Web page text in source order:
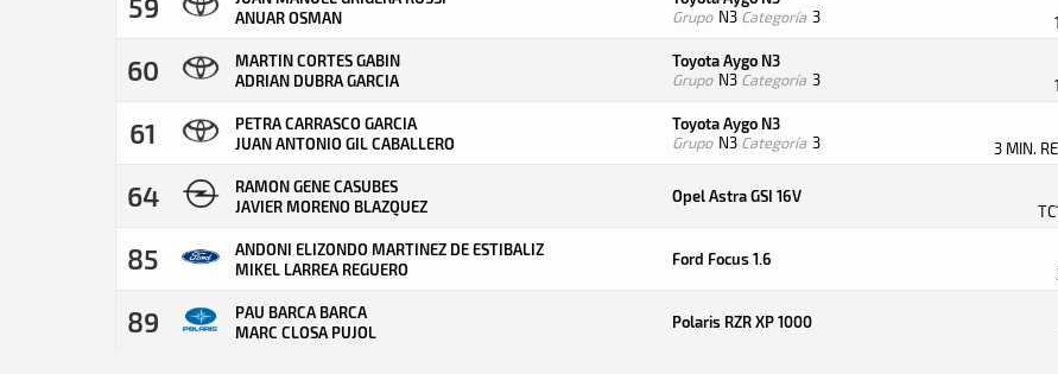
59
ANUAR OSMAN
Grupo N3 Categoría 3
60
MARTIN CORTES GABIN
ADRIAN DUBRA GARCIA
Toyota Aygo N3
Grupo N3 Categoría 3
61
PETRA CARRASCO GARCIA
JUAN ANTONIO GIL CABALLERO
Toyota Aygo N3
Grupo N3 Categoría 3 3 MIN.
64
RAMON GENE CASUBES
JAVIER MORENO BLAZQUEZ
Opel Astra GSI 16V
85
ANDONI ELIZONDO MARTINEZ DE ESTIBALIZ
MIKEL LARREA REGUERO
Ford Focus 1.6
89
PAU BARCA BARCA
MARC CLOSA PUJOL
Polaris RZR XP 1000